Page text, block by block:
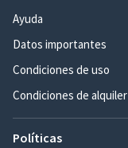
Ayuda
Datos importantes
Condiciones de uso
Condiciones de alquiler
Políticas